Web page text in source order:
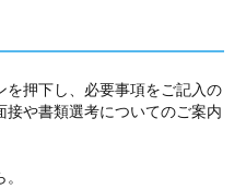
押下し、必要事項をご記入の
接や書類選考についてのご案内